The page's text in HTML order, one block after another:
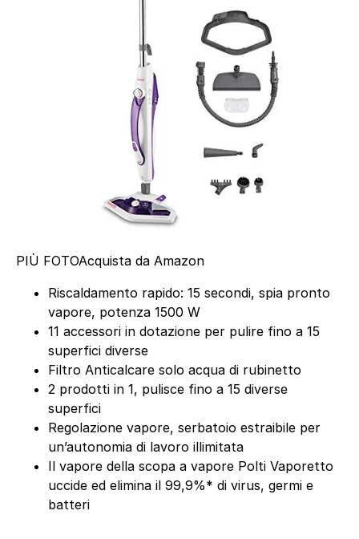
PIÙ FOTOAcquista da Amazon
Riscaldamento rapido: 15 secondi, spia pronto
vapore, potenza 1500 W
11 accessori in dotazione per pulire fino a 15
superfici diverse
Filtro Anticalcare solo acqua di rubinetto
2 prodotti in 1, pulisce fino a 15 diverse
superfici
Regolazione vapore, serbatoio estraibile per
un’autonomia di lavoro illimitata
Il vapore della scopa a vapore Polti Vaporetto
uccide ed elimina il 99,9%* di virus, germi e
batteri